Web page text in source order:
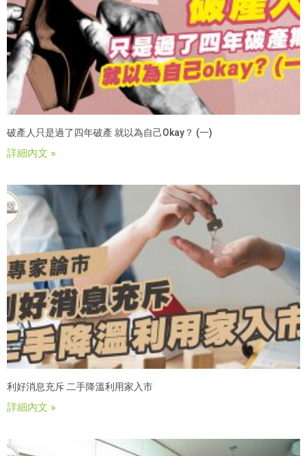
破產人只是過了四年破產 就以為自己okay？ (一)
詳細內文 »
利好消息充斥 二手降溫利用家入市
詳細內文 »